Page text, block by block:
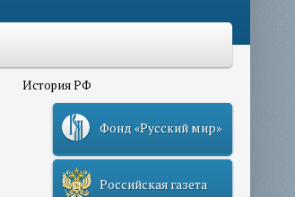
История РФ
Фонд «Русский мир»
Российская газета